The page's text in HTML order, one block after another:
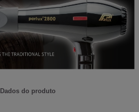
Dados do produto